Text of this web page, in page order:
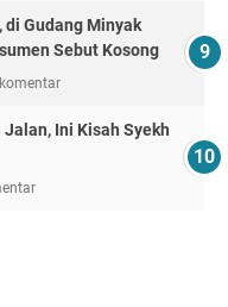
di Gudang Minyak
Sebut Kosong
Ini Kisah Syekh